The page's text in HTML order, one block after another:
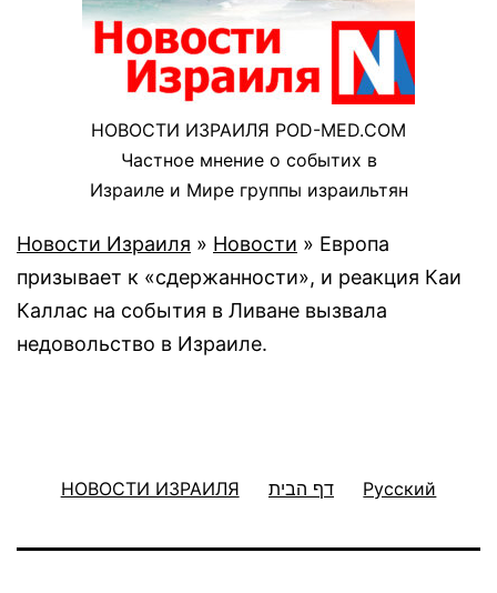
НОВОСТИ ИЗРАИЛЯ POD-MED.COM
Частное мнение о событих в
Израиле и Мире группы израильтян
Новости Израиля » Новости » Европа
призывает к «сдержанности», и реакция Каи
Каллас на события в Ливане вызвала
недовольство в Израиле.
НОВОСТИ ИЗРАИЛЯ דף הבית Русский